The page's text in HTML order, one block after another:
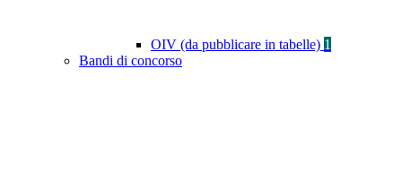
OIV (da pubblicare in tabelle) 1
Bandi di concorso